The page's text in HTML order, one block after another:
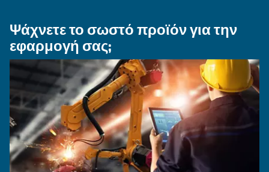
Διαβάστε περισσότερα
θέματα